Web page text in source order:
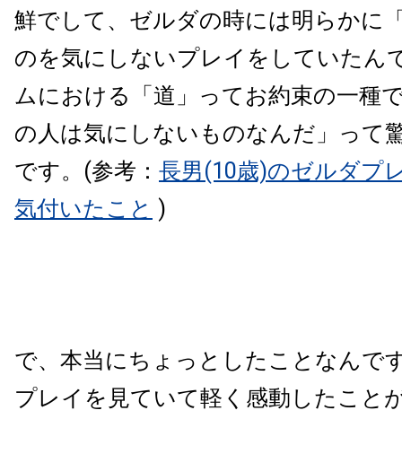
鮮でして、ゼルダの時には明らかに
のを気にしないプレイをしていたん
ムにおける「道」ってお約束の一種
の人は気にしないものなんだ」って
です。(参考： 長男(10歳)のゼルダプ
気付いたこと )
で、本当にちょっとしたことなんで
プレイを見ていて軽く感動したこと